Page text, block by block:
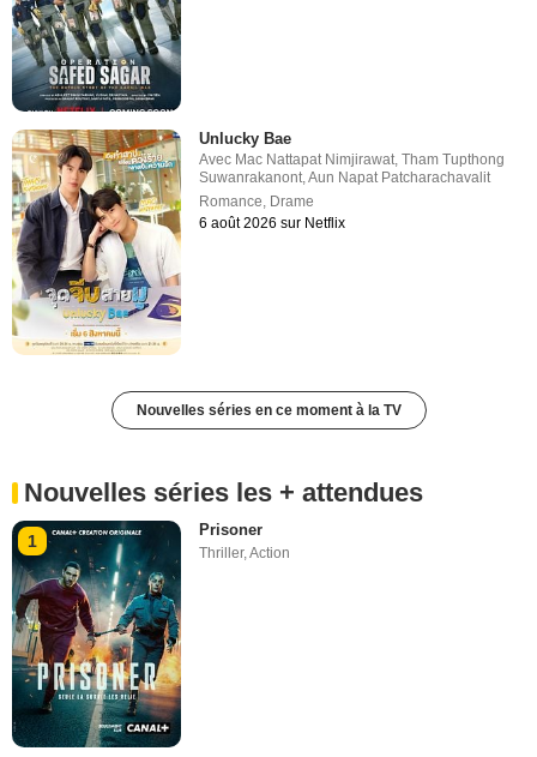
Unlucky Bae
Avec Mac Nattapat Nimjirawat,Tham Tupthong
Suwanrakanont,Aun Napat Patcharachavalit
Romance, Drame
6 août 2026 sur Netflix
Nouvelles séries en ce moment à la TV
Nouvelles séries les + attendues
1
Prisoner
Thriller,Action